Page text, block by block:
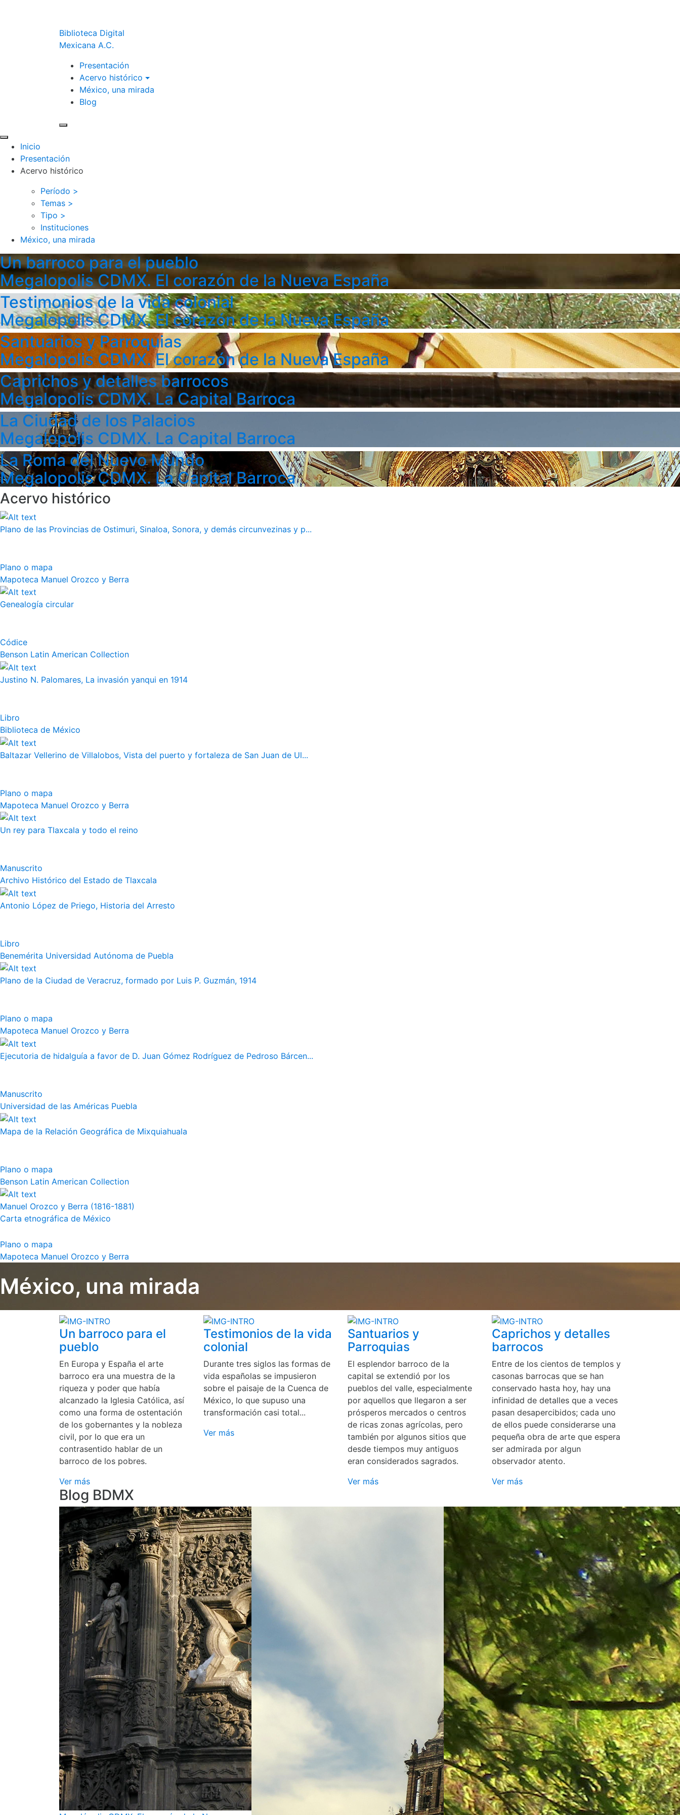
Biblioteca Digital
Mexicana A.C.
Presentación
Acervo histórico
México, una mirada
Blog
Inicio
Presentación
Acervo histórico
Período >
Temas >
Tipo >
Instituciones
México, una mirada
Un barroco para el pueblo
Megalopolis CDMX. El corazón de la Nueva España
Testimonios de la vida colonial
Megalopolis CDMX. El corazón de la Nueva España
Santuarios y Parroquias
Megalopolis CDMX. El corazón de la Nueva España
Caprichos y detalles barrocos
Megalopolis CDMX. La Capital Barroca
La Ciudad de los Palacios
Megalopolis CDMX. La Capital Barroca
La Roma del Nuevo Mundo
Megalopolis CDMX. La Capital Barroca
Acervo histórico
Plano de las Provincias de Ostimuri, Sinaloa, Sonora, y demás circunvezinas y p...
Plano o mapa
Mapoteca Manuel Orozco y Berra
Genealogía circular
Códice
Benson Latin American Collection
Justino N. Palomares, La invasión yanqui en 1914
Libro
Biblioteca de México
Baltazar Vellerino de Villalobos, Vista del puerto y fortaleza de San Juan de Ul...
Plano o mapa
Mapoteca Manuel Orozco y Berra
Un rey para Tlaxcala y todo el reino
Manuscrito
Archivo Histórico del Estado de Tlaxcala
Antonio López de Priego, Historia del Arresto
Libro
Benemérita Universidad Autónoma de Puebla
Plano de la Ciudad de Veracruz, formado por Luis P. Guzmán, 1914
Plano o mapa
Mapoteca Manuel Orozco y Berra
Ejecutoria de hidalguía a favor de D. Juan Gómez Rodríguez de Pedroso Bárcen...
Manuscrito
Universidad de las Américas Puebla
Mapa de la Relación Geográfica de Mixquiahuala
Plano o mapa
Benson Latin American Collection
Manuel Orozco y Berra (1816-1881)
Carta etnográfica de México
Plano o mapa
Mapoteca Manuel Orozco y Berra
México, una mirada
Un barroco para el
pueblo
En Europa y España el arte
barroco era una muestra de la
riqueza y poder que había
alcanzado la Iglesia Católica, así
como una forma de ostentación
de los gobernantes y la nobleza
civil, por lo que era un
contrasentido hablar de un
barroco de los pobres.
Ver más
Testimonios de la vida
colonial
Durante tres siglos las formas de
vida españolas se impusieron
sobre el paisaje de la Cuenca de
México, lo que supuso una
transformación casi total...
Ver más
Santuarios y
Parroquias
El esplendor barroco de la
capital se extendió por los
pueblos del valle, especialmente
por aquellos que llegaron a ser
prósperos mercados o centros
de ricas zonas agrícolas, pero
también por algunos sitios que
desde tiempos muy antiguos
eran considerados sagrados.
Ver más
Caprichos y detalles
barrocos
Entre de los cientos de templos y
casonas barrocas que se han
conservado hasta hoy, hay una
infinidad de detalles que a veces
pasan desapercibidos; cada uno
de ellos puede considerarse una
pequeña obra de arte que espera
ser admirada por algun
observador atento.
Ver más
Blog BDMX